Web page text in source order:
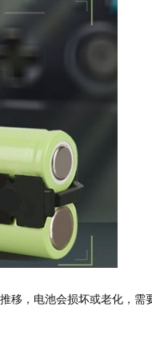
移，电池会损坏或老化，需